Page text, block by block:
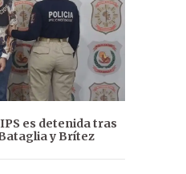
es detenida tras
y Brítez